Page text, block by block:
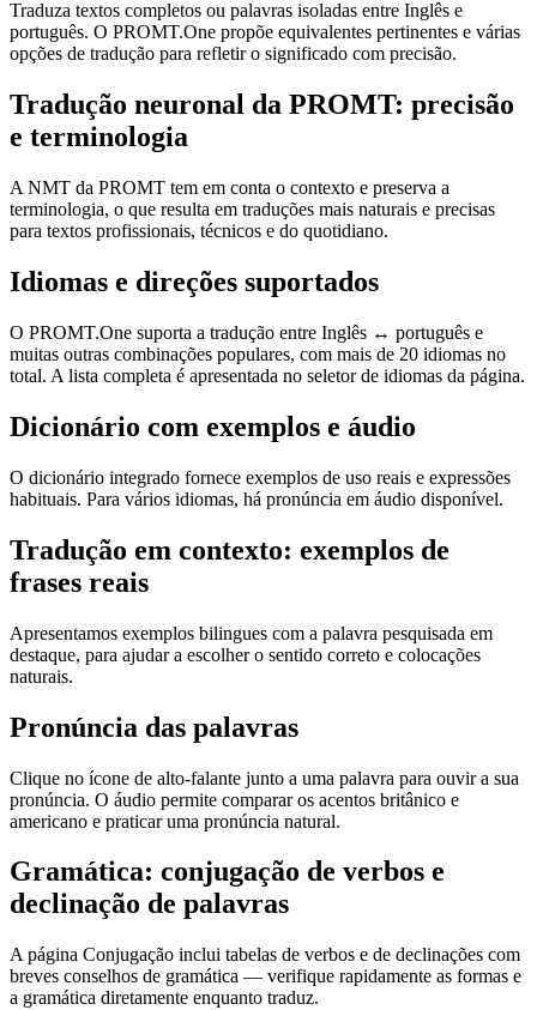
Traduza textos completos ou palavras isoladas entre Inglês e
português. O PROMT.One propõe equivalentes pertinentes e várias
opções de tradução para refletir o significado com precisão.
Tradução neuronal da PROMT: precisão
e terminologia
A NMT da PROMT tem em conta o contexto e preserva a
terminologia, o que resulta em traduções mais naturais e precisas
para textos profissionais, técnicos e do quotidiano.
Idiomas e direções suportados
O PROMT.One suporta a tradução entre Inglês ↔ português e
muitas outras combinações populares, com mais de 20 idiomas no
total. A lista completa é apresentada no seletor de idiomas da página.
Dicionário com exemplos e áudio
O dicionário integrado fornece exemplos de uso reais e expressões
habituais. Para vários idiomas, há pronúncia em áudio disponível.
Tradução em contexto: exemplos de
frases reais
Apresentamos exemplos bilingues com a palavra pesquisada em
destaque, para ajudar a escolher o sentido correto e colocações
naturais.
Pronúncia das palavras
Clique no ícone de alto-falante junto a uma palavra para ouvir a sua
pronúncia. O áudio permite comparar os acentos britânico e
americano e praticar uma pronúncia natural.
Gramática: conjugação de verbos e
declinação de palavras
A página Conjugação inclui tabelas de verbos e de declinações com
breves conselhos de gramática — verifique rapidamente as formas e
a gramática diretamente enquanto traduz.